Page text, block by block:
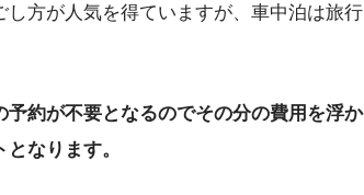
方が人気を得ていますが、車中泊は旅行
約が不要となるのでその分の費用を浮か
なります。